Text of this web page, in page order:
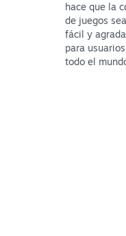
hace que la
de juegos
fácil y
para
todo el